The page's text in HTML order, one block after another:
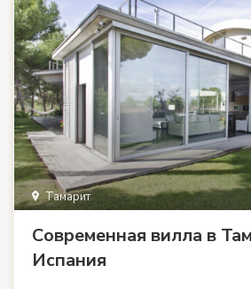
Тамарит
Современная вилла в
Испания